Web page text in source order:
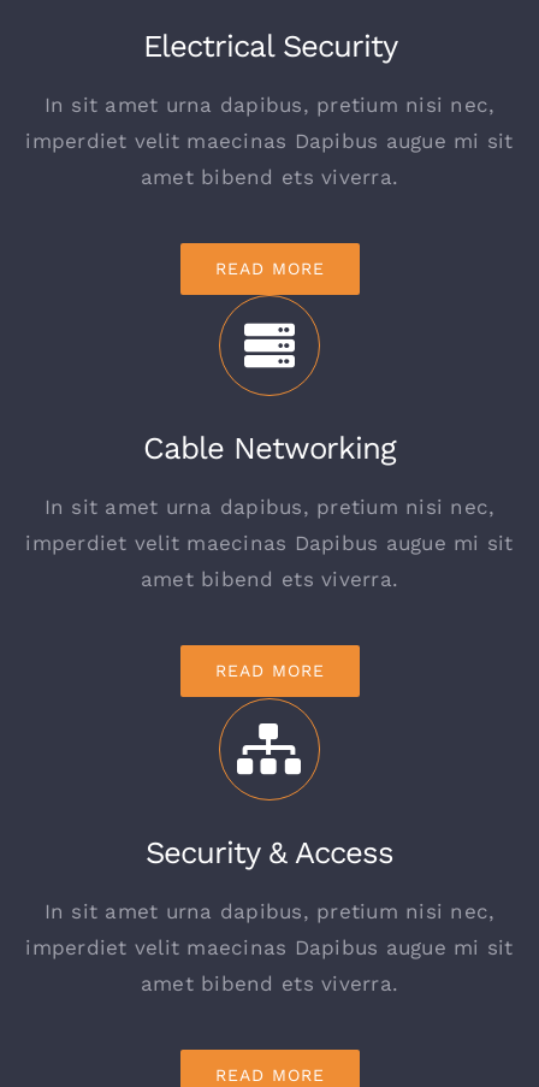
Electrical Security
In sit amet urna dapibus, pretium nisi nec,
imperdiet velit maecinas Dapibus augue mi sit
amet bibend ets viverra.
READ MORE
Cable Networking
In sit amet urna dapibus, pretium nisi nec,
imperdiet velit maecinas Dapibus augue mi sit
amet bibend ets viverra.
READ MORE
Security & Access
In sit amet urna dapibus, pretium nisi nec,
imperdiet velit maecinas Dapibus augue mi sit
amet bibend ets viverra.
READ MORE